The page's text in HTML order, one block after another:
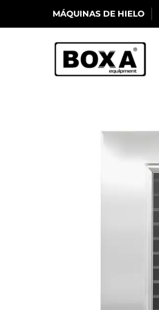
MÁQUINAS DE HIELO